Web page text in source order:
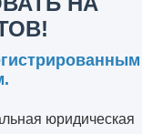
юридическая